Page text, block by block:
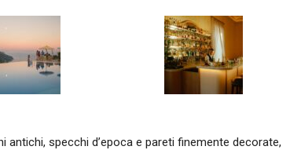
antichi, specchi d’epoca e pareti finemente decorate,